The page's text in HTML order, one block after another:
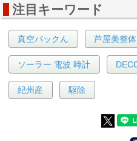
注目キーワード
真空パックん 芦屋美整体
ソーラー 電波 時計
紀州産 駆除